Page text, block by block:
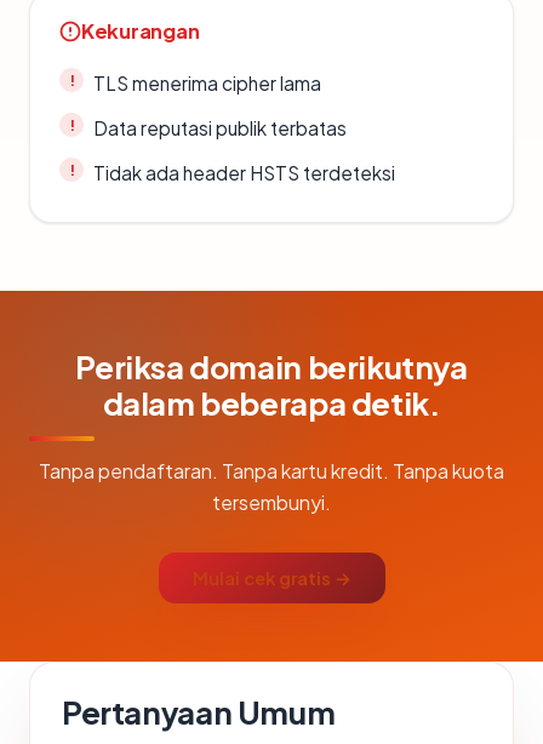
Kekurangan
TLS menerima cipher lama
Data reputasi publik terbatas
Tidak ada header HSTS terdeteksi
Periksa domain berikutnya
dalam beberapa detik.
Tanpa pendaftaran. Tanpa kartu kredit. Tanpa kuota
tersembunyi.
Mulai cek gratis →
Pertanyaan Umum